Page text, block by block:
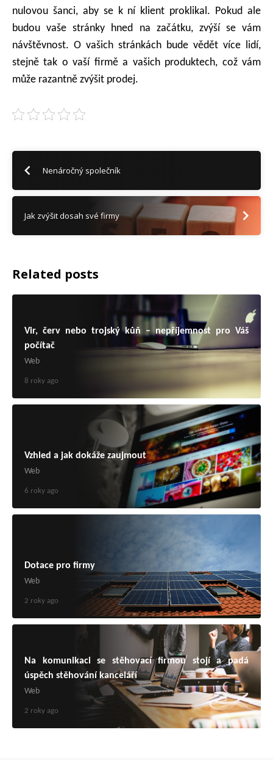
nulovou šanci, aby se k ní klient proklikal. Pokud ale
budou vaše stránky hned na začátku, zvýší se vám
návštěvnost. O vašich stránkách bude vědět více lidí,
stejně tak o vaší firmě a vašich produktech, což vám
může razantně zvýšit prodej.
Nenáročný společník
Jak zvýšit dosah své firmy
Related posts
Vir, červ nebo trojský kůň – nepříjemnost pro Váš
počítač
Web
8 roky ago
Vzhled a jak dokáže zaujmout
Web
6 roky ago
Dotace pro firmy
Web
2 roky ago
Na komunikaci se stěhovací firmou stojí a padá
úspěch stěhování kanceláří
Web
2 roky ago